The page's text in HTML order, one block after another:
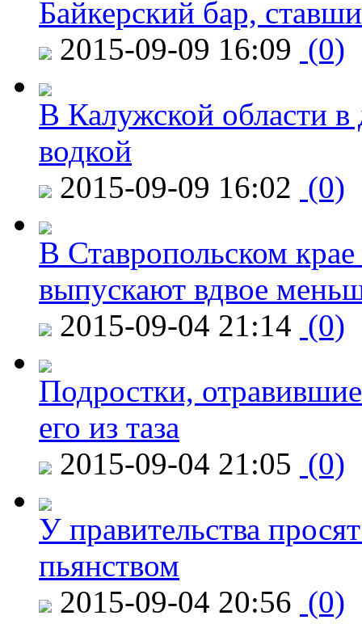
Байкерский бар,
2015-09-09 16:09 (0)
В Калужской области в
водкой
2015-09-09 16:02 (0)
В Ставропольском
выпускают вдвое
2015-09-04 21:14 (0)
Подростки,
его из таза
2015-09-04 21:05 (0)
У правительства
пьянством
2015-09-04 20:56 (0)